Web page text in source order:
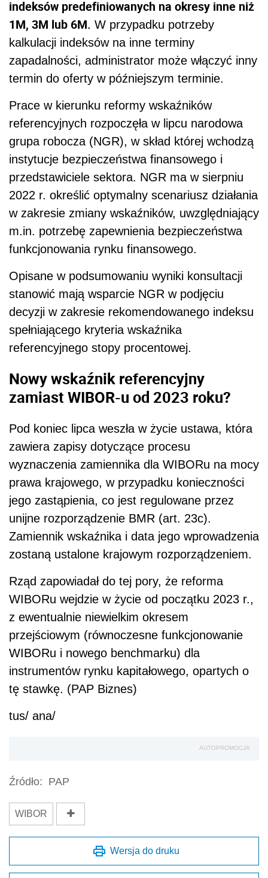
indeksów predefiniowanych na okresy inne niż
1M, 3M lub 6M. W przypadku potrzeby
kalkulacji indeksów na inne terminy
zapadalności, administrator może włączyć inny
termin do oferty w późniejszym terminie.
Prace w kierunku reformy wskaźników
referencyjnych rozpoczęła w lipcu narodowa
grupa robocza (NGR), w skład której wchodzą
instytucje bezpieczeństwa finansowego i
przedstawiciele sektora. NGR ma w sierpniu
2022 r. określić optymalny scenariusz działania
w zakresie zmiany wskaźników, uwzględniający
m.in. potrzebę zapewnienia bezpieczeństwa
funkcjonowania rynku finansowego.
Opisane w podsumowaniu wyniki konsultacji
stanowić mają wsparcie NGR w podjęciu
decyzji w zakresie rekomendowanego indeksu
spełniającego kryteria wskaźnika
referencyjnego stopy procentowej.
Nowy wskaźnik referencyjny
zamiast WIBOR-u od 2023 roku?
Pod koniec lipca weszła w życie ustawa, która
zawiera zapisy dotyczące procesu
wyznaczenia zamiennika dla WIBORu na mocy
prawa krajowego, w przypadku konieczności
jego zastąpienia, co jest regulowane przez
unijne rozporządzenie BMR (art. 23c).
Zamiennik wskaźnika i data jego wprowadzenia
zostaną ustalone krajowym rozporządzeniem.
Rząd zapowiadał do tej pory, że reforma
WIBORu wejdzie w życie od początku 2023 r.,
z ewentualnie niewielkim okresem
przejściowym (równoczesne funkcjonowanie
WIBORu i nowego benchmarku) dla
instrumentów rynku kapitałowego, opartych o
tę stawkę. (PAP Biznes)
tus/ ana/
AUTOPROMOCJA
Źródło: PAP
WIBOR
Wersja do druku